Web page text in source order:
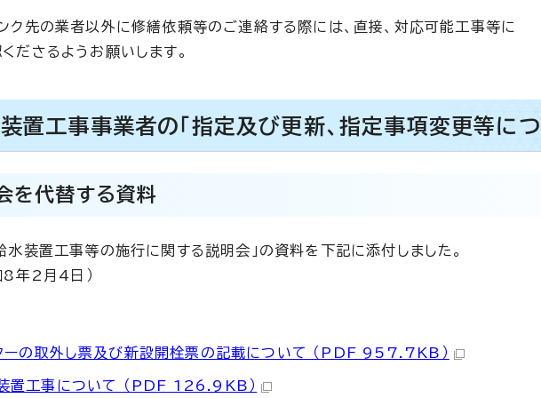
ク先の業者以外に修繕依頼等のご連絡する際には、直接、対応可能工事等に
ださるようお願いします。
置工事事業者の「指定及び更新、指定事項変更等につ
を代替する資料
水装置工事等の施行に関する説明会」の資料を下記に添付しました。
8年2月4日）
の取外し票及び新設開栓票の記載について （PDF 957.7KB）
工事について （PDF 126.9KB）